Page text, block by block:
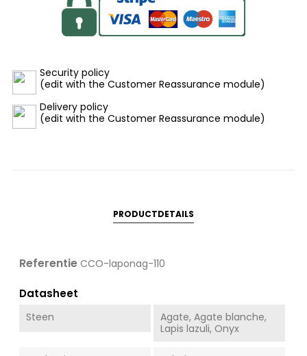
Security policy
(edit with the Customer Reassurance module)
Delivery policy
(edit with the Customer Reassurance module)
PRODUCTDETAILS
Referentie CCO-laponag-110
Datasheet
Steen
Agate, Agate blanche,
Lapis lazuli, Onyx